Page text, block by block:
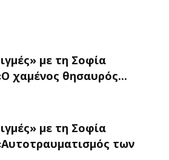
με τη Σοφία
χαμένος θησαυρός...
με τη Σοφία
των